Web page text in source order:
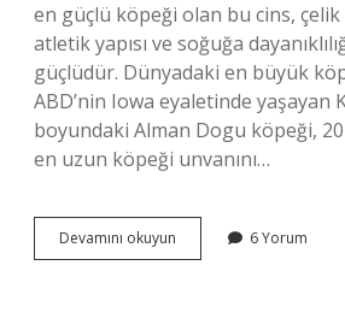
en güçlü köpeği olan bu cins,
atletik yapısı ve soğuğa
güçlüdür. Dünyadaki en büyük
ABD’nin Iowa eyaletinde yaşayan
boyundaki Alman Dogu köpeği,
en uzun köpeği unvanını…
Devamını okuyun Dünyanın
En
6 Yorum